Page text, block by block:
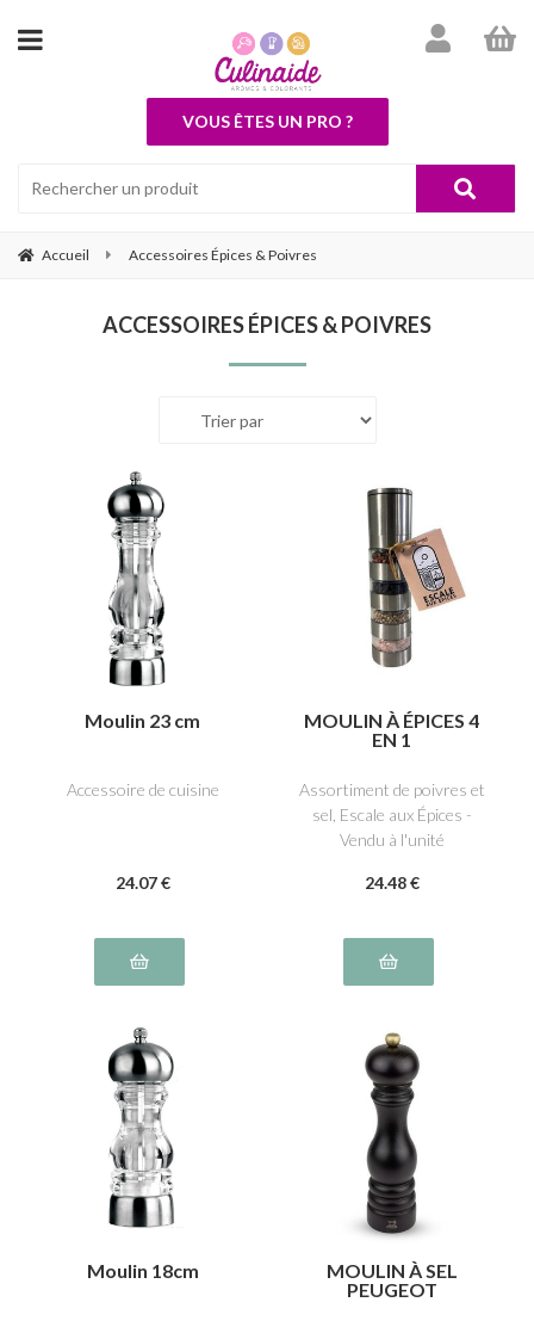
VOUS ÊTES UN PRO ?
Accueil Accessoires Épices & Poivres
ACCESSOIRES ÉPICES & POIVRES
Moulin 23 cm
Accessoire de cuisine
24.07 €
MOULIN À ÉPICES 4
EN 1
Assortiment de poivres et
sel, Escale aux Épices -
Vendu à l'unité
24.48 €
Moulin 18cm
MOULIN À SEL
PEUGEOT